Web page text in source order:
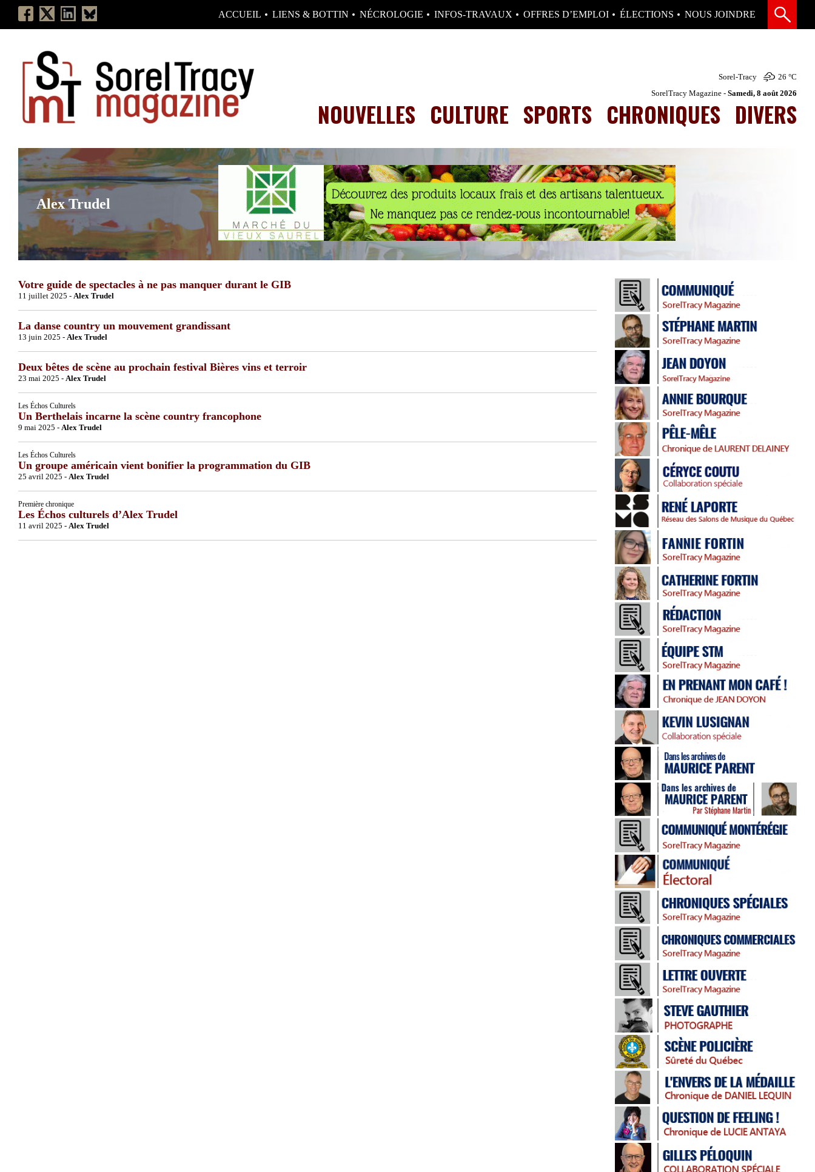
ACCUEIL LIENS & BOTTIN NÉCROLOGIE INFOS-TRAVAUX OFFRES D’EMPLOI ÉLECTIONS NOUS JOINDRE
Sorel-Tracy 26 °C
SorelTracy Magazine - Samedi, 8 août 2026
NOUVELLES CULTURE SPORTS CHRONIQUES DIVERS
Alex Trudel
Votre guide de spectacles à ne pas manquer durant le GIB
11 juillet 2025 - Alex Trudel
La danse country un mouvement grandissant
13 juin 2025 - Alex Trudel
Deux bêtes de scène au prochain festival Bières vins et terroir
23 mai 2025 - Alex Trudel
Les Échos Culturels
Un Berthelais incarne la scène country francophone
9 mai 2025 - Alex Trudel
Les Échos Culturels
Un groupe américain vient bonifier la programmation du GIB
25 avril 2025 - Alex Trudel
Première chronique
Les Échos culturels d’Alex Trudel
11 avril 2025 - Alex Trudel